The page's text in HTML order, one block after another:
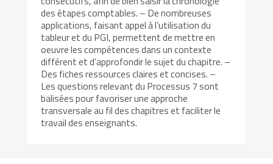
des étapes comptables. – De nombreuses
applications, faisant appel à l’utilisation du
tableur et du PGI, permettent de mettre en
oeuvre les compétences dans un contexte
différent et d’approfondir le sujet du chapitre. –
Des fiches ressources claires et concises. –
Les questions relevant du Processus 7 sont
balisées pour favoriser une approche
transversale au fil des chapitres et faciliter le
travail des enseignants.